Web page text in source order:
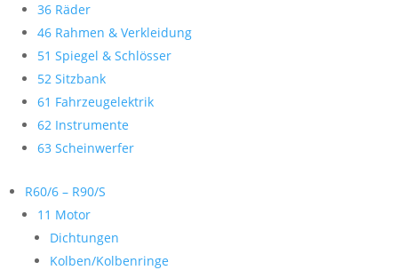
36 Räder
46 Rahmen & Verkleidung
51 Spiegel & Schlösser
52 Sitzbank
61 Fahrzeugelektrik
62 Instrumente
63 Scheinwerfer
R60/6 – R90/S
11 Motor
Dichtungen
Kolben/Kolbenringe